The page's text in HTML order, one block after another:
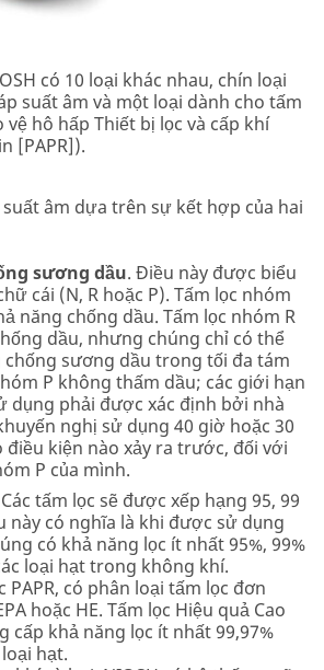
có 10 loại khác nhau, chín loại
suất âm và một loại dành cho tấm
vệ hô hấp Thiết bị lọc và cấp khí
[PAPR]).
suất âm dựa trên sự kết hợp của hai
sương dầu. Điều này được biểu
cái (N, R hoặc P). Tấm lọc nhóm
năng chống dầu. Tấm lọc nhóm R
dầu, nhưng chúng chỉ có thể
sương dầu trong tối đa tám
P không thấm dầu; các giới hạn
dụng phải được xác định bởi nhà
nghị sử dụng 40 giờ hoặc 30
điều kiện nào xảy ra trước, đối với
P của mình.
tấm lọc sẽ được xếp hạng 95, 99
này có nghĩa là khi được sử dụng
có khả năng lọc ít nhất 95%, 99%
loại hạt trong không khí.
PAPR, có phân loại tấm lọc đơn
hoặc HE. Tấm lọc Hiệu quả Cao
cấp khả năng lọc ít nhất 99,97%
hạt.